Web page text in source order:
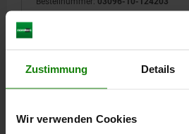
Zustimmung Details
Wir verwenden Cookies